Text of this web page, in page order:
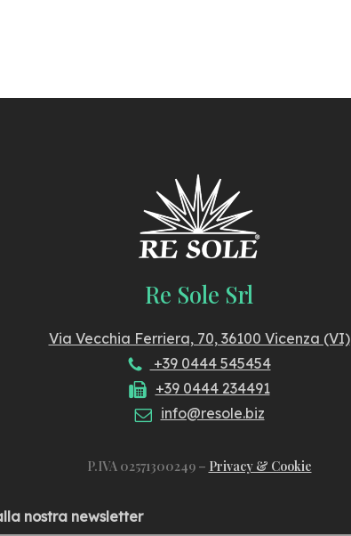
Re Sole Srl
Via Vecchia Ferriera, 70, 36100 Vicenza (VI)
+39 0444 545454
+39 0444 234491
info@resole.biz
P.IVA 02571300249 – Privacy & Cookie
nostra newsletter